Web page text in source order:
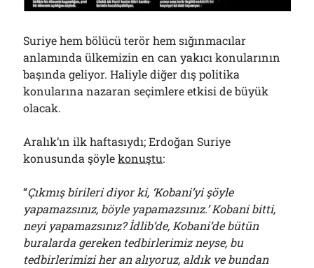
Çağırdı!..
Arşivler
Arşivler
Suriye hem bölücü terör hem sığınmacılar
anlamında ülkemizin en can yakıcı konularının
başında geliyor. Haliyle diğer dış politika
konularına nazaran seçimlere etkisi de büyük
olacak.
Aralık’ın ilk haftasıydı; Erdoğan Suriye
konusunda şöylekonuştu:
“Çıkmış birileri diyor ki, ‘Kobani’yi şöyle
yapamazsınız, böyle yapamazsınız.’ Kobani bitti,
neyi yapamazsınız? İdlib’de, Kobani’de bütün
buralarda gereken tedbirlerimiz neyse, bu
tedbirlerimizi her an alıyoruz, aldık ve bundan